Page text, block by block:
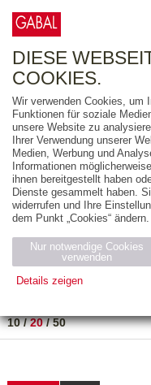
FREITEXT
AUSGABEART
AUS DER REIHE
ZUM THEMA
Neuerscheinung
PREIS
10/20/50
DIESE
COOKIES.
Wir verwenden Cookies, um
Funktionen für soziale
unsere Website zu
Ihrer Verwendung unserer
Medien, Werbung und
Informationen
ihnen bereitgestellt haben
Dienste gesammelt haben.
widerrufen und Ihre
dem Punkt „Cookies“ ändern.
Nur notwendige Cookies
verwenden
Details zeigen
Name Zweck
ESSION
verlag.